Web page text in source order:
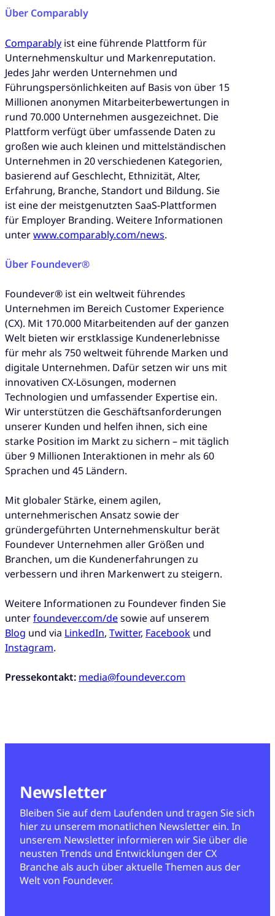
Über Comparably
Comparably ist eine führende Plattform für
Unternehmenskultur und Markenreputation.
Jedes Jahr werden Unternehmen und
Führungspersönlichkeiten auf Basis von über 15
Millionen anonymen Mitarbeiterbewertungen in
rund 70.000 Unternehmen ausgezeichnet. Die
Plattform verfügt über umfassende Daten zu
großen wie auch kleinen und mittelständischen
Unternehmen in 20 verschiedenen Kategorien,
basierend auf Geschlecht, Ethnizität, Alter,
Erfahrung, Branche, Standort und Bildung. Sie
ist eine der meistgenutzten SaaS-Plattformen
für Employer Branding. Weitere Informationen
unterwww.comparably.com/news.
Über Foundever®
Foundever® ist ein weltweit führendes
Unternehmen im Bereich Customer Experience
(CX). Mit 170.000 Mitarbeitenden auf der ganzen
Welt bieten wir erstklassige Kundenerlebnisse
für mehr als 750 weltweit führende Marken und
digitale Unternehmen. Dafür setzen wir uns mit
innovativen CX-Lösungen, modernen
Technologien und umfassender Expertise ein.
Wir unterstützen die Geschäftsanforderungen
unserer Kunden und helfen ihnen, sich eine
starke Position im Markt zu sichern – mit täglich
über 9 Millionen Interaktionen in mehr als 60
Sprachen und 45 Ländern.
Mit globaler Stärke, einem agilen,
unternehmerischen Ansatz sowie der
gründergeführten Unternehmenskultur berät
Foundever Unternehmen aller Größen und
Branchen, um die Kundenerfahrungen zu
verbessern und ihren Markenwert zu steigern.
Weitere Informationen zu Foundever finden Sie
unterfoundever.com/desowie auf unserem
Blog und via LinkedIn, Twitter, Facebook und
Instagram.
Pressekontakt: media@foundever.com
Newsletter
Bleiben Sie auf dem Laufenden und tragen Sie sich
hier zu unserem monatlichen Newsletter ein. In
unserem Newsletter informieren wir Sie über die
neusten Trends und Entwicklungen der CX
Branche als auch über aktuelle Themen aus der
Welt von Foundever.